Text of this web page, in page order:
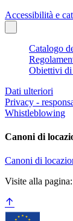
Accessibilità e
Catalogo
Obiettivi di
Dati ulteriori
Privacy -
Whistleblowing
Canoni di
Canoni di
Visite alla pagina: